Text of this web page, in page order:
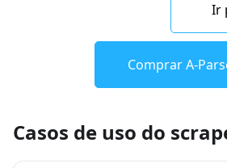
Ir
Comprar A-
Casos de uso do